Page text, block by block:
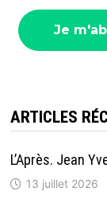
ARTICLES
L’Après. Jean
13 juillet 2026